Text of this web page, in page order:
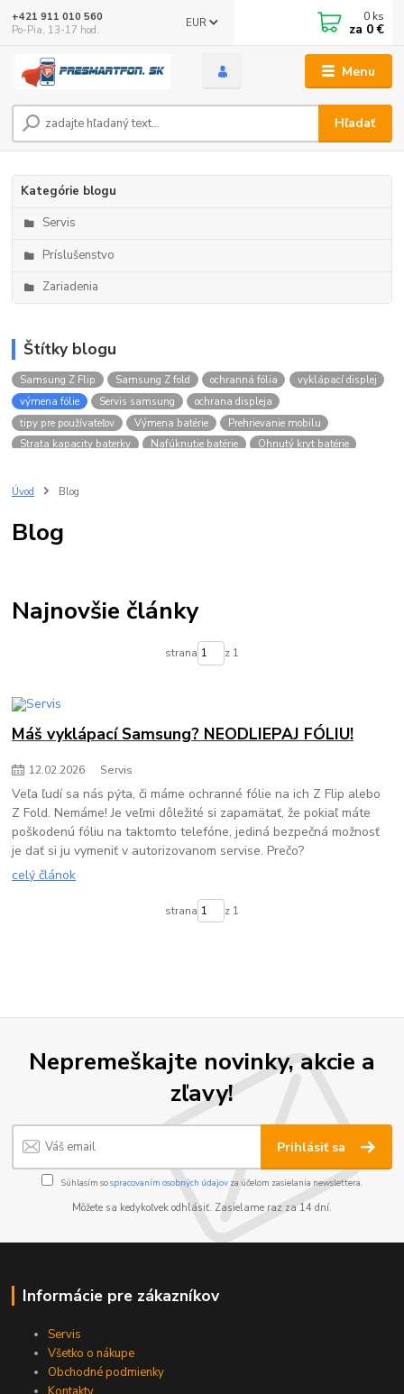
Menu
EUR
Hľadať
+421 911 010 560
Po-Pia, 13-17 hod.
0 ks
za 0 €
Kategórie blogu
Servis
Príslušenstvo
Zariadenia
Štítky blogu
Samsung Z Flip Samsung Z fold ochranná fólia
vyklápací displej
výmena fólie
Servis samsung
ochrana displeja
tipy pre používateľov
Výmena batérie
Prehrievanie mobilu
Strata kapacity baterky
Nafúknutie batérie Ohnutý kryt batérie
Úvod Blog
Blog
Najnovšie články
strana z 1
Máš vyklápací Samsung? NEODLIEPAJ FÓLIU!
12.02.2026 Servis
Veľa ľudí sa nás pýta, či máme ochranné fólie na ich Z Flip alebo
Z Fold. Nemáme! Je veľmi dôležité si zapamätať, že pokiaľ máte
poškodenú fóliu na taktomto telefóne, jediná bezpečná možnosť
je dať si ju vymeniť v autorizovanom servise. Prečo?
celý článok
strana z 1
Nepremeškajte novinky, akcie a
zľavy!
Prihlásiť sa
Súhlasím sospracovaním osobných údajov za účelom zasielania newslettera.
Môžete sa kedykoľvek odhlásiť. Zasielame raz za 14 dní.
Informácie pre zákazníkov
Servis
Všetko o nákupe
Obchodné podmienky